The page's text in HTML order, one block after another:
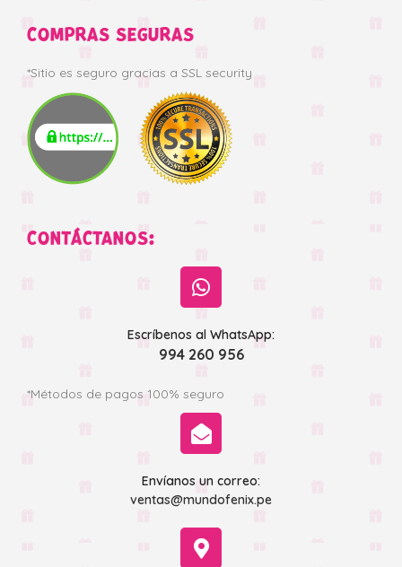
COMPRAS SEGURAS
*Sitio es seguro gracias a SSL security
CONTÁCTANOS:
Escríbenos al WhatsApp:
994 260 956
*Métodos de pagos 100% seguro
Envíanos un correo:
ventas@mundofenix.pe